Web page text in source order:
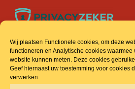
Wij plaatsen Functionele cookies, om deze
functioneren en Analytische cookies waarmee
website kunnen meten. Deze cookies
Geef hiernaast uw toestemming voor cookies
verwerken.
ACCOUNT & INFO
Veel gestelde vragen